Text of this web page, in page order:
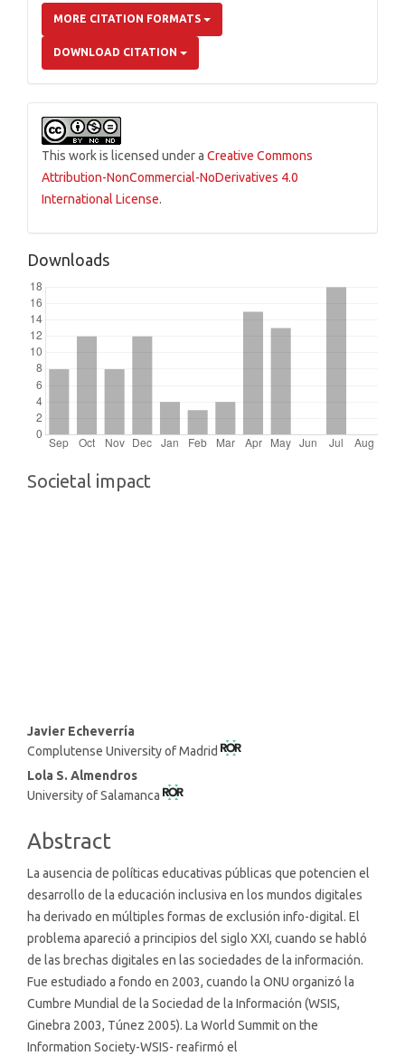
MORE CITATION FORMATS
DOWNLOAD CITATION
This work is licensed under a Creative Commons
Attribution-NonCommercial-NoDerivatives 4.0
International License.
Downloads
Societal impact
Main
Article
Content
Javier Echeverría
Complutense University of Madrid
Lola S. Almendros
University of Salamanca
Abstract
La ausencia de políticas educativas públicas que potencien el
desarrollo de la educación inclusiva en los mundos digitales
ha derivado en múltiples formas de exclusión info-digital. El
problema apareció a principios del siglo XXI, cuando se habló
de las brechas digitales en las sociedades de la información.
Fue estudiado a fondo en 2003, cuando la ONU organizó la
Cumbre Mundial de la Sociedad de la Información (WSIS,
Ginebra 2003, Túnez 2005). La World Summit on the
Information Society-WSIS- reafirmó el